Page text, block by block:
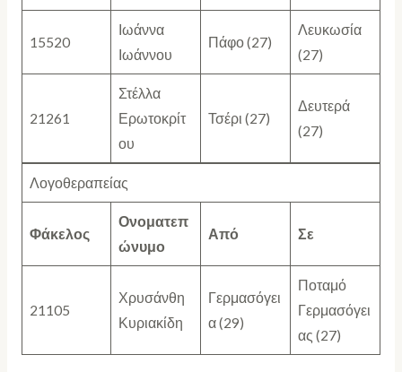
15520
Ιωάννα
Ιωάννου
Πάφο (27)
Λευκωσία
(27)
21261
Στέλλα
Ερωτοκρίτ
ου
Τσέρι (27)
Δευτερά
(27)
Λογοθεραπείας
Φάκελος
Ονοματεπ
ώνυμο
Από Σε
21105
Χρυσάνθη
Κυριακίδη
Γερμασόγει
α (29)
Ποταμό
Γερμασόγει
ας (27)